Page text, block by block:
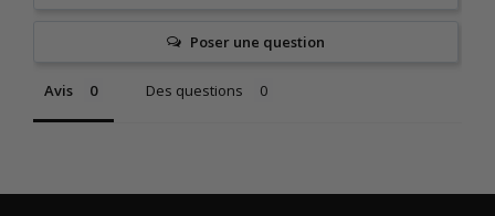
Poser une question
Avis Des questions